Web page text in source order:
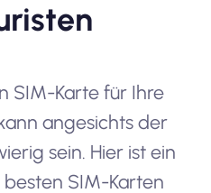
SIM-Karte für Ihre
angesichts der
sein. Hier ist ein
SIM-Karten